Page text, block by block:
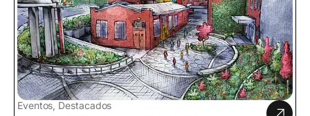
Eventos, Destacados